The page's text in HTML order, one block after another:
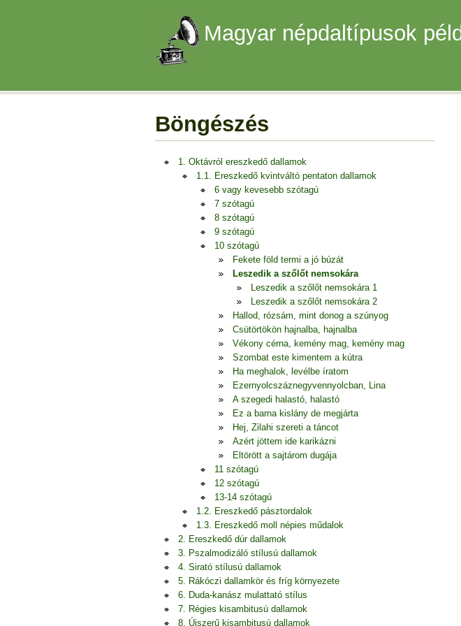
Magyar népdaltípusok
Böngészés
1. Oktávról ereszkedő dallamok
1.1. Ereszkedő kvintváltó pentaton dallamok
6 vagy kevesebb szótagú
7 szótagú
8 szótagú
9 szótagú
10 szótagú
Fekete föld termi a jó búzát
Leszedik a szőlőt nemsokára
Leszedik a szőlőt nemsokára 1
Leszedik a szőlőt nemsokára 2
Hallod, rózsám, mint donog a szúnyog
Csütörtökön hajnalba, hajnalba
Vékony cérna, kemény mag, kemény mag
Szombat este kimentem a kútra
Ha meghalok, levélbe íratom
Ezernyolcszáznegyvennyolcban, Lina
A szegedi halastó, halastó
Ez a barna kislány de megjárta
Hej, Zilahi szereti a táncot
Azért jöttem ide karikázni
Eltörött a sajtárom dugája
11 szótagú
12 szótagú
13-14 szótagú
1.2. Ereszkedő pásztordalok
1.3. Ereszkedő moll népies műdalok
2. Ereszkedő dúr dallamok
3. Pszalmodizáló stílusú dallamok
4. Sirató stílusú dallamok
5. Rákóczi dallamkör és fríg környezete
6. Duda-kanász mulattató stílus
7. Régies kisambitusú dallamok
8. Újszerű kisambitusú dallamok